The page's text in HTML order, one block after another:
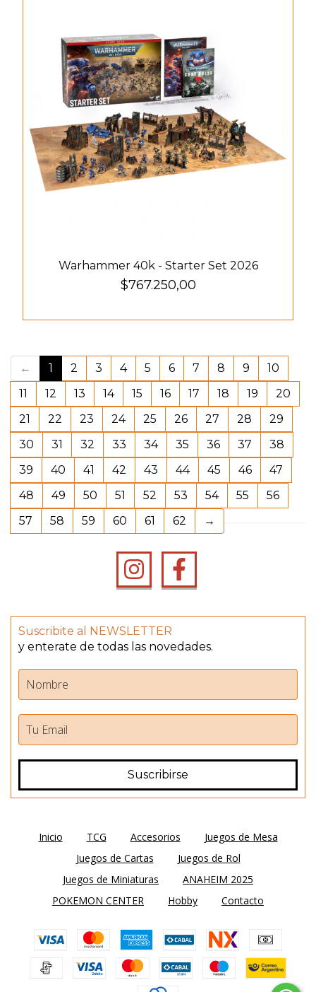
Warhammer 40k - Starter Set 2026
$767.250,00
← 1 (current)
2 3 4 5 6 7 8 9
10
11
12 13 14 15 16 17 18 19
20
21
22 23 24 25 26 27 28
29
30
31 32 33 34 35 36 37
38
39
40 41 42 43 44 45 46
47
48
49 50 51 52 53 54 55
56
57
58 59 60 61 62 →
Suscribite al NEWSLETTER
y enterate de todas las novedades.
Inicio TCG Accesorios
Juegos de Mesa
Juegos de Cartas
Juegos de Rol
Juegos de Miniaturas
ANAHEIM 2025
POKEMON CENTER
Hobby Contacto